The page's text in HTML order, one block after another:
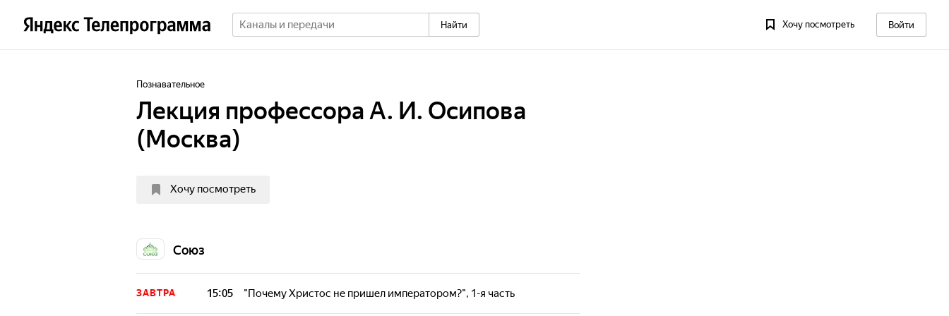
Найти Хочу посмотреть Войти
Познавательное
Лекция профессора А. И. Осипова
(Москва)
Хочу посмотреть
Союз
ЗАВТРА 15:05 "Почему Христос не пришел императором?", 1-я часть